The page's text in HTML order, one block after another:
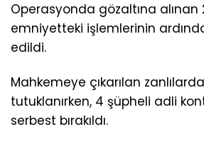
Operasyonda gözaltına alınan
emniyetteki işlemlerinin
edildi.
Mahkemeye çıkarılan
tutuklanırken, 4 şüpheli adli
serbest bırakıldı.